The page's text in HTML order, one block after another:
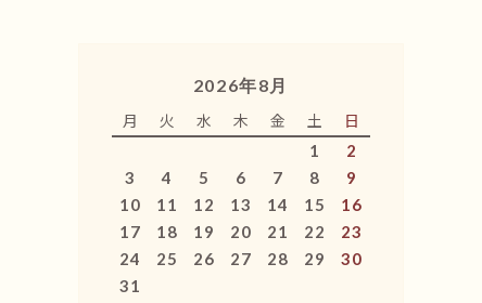
2026年8月
月 火 水 木 金 土 日
1
2
3
4 5 6 7 8
9
10
11 12 13 14 15
16
17
18 19 20 21 22
23
24
25 26 27 28 29
30
31